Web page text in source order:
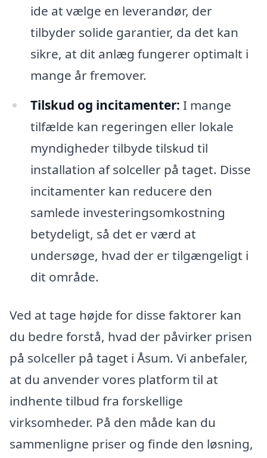
ide at vælge en leverandør, der
tilbyder solide garantier, da det kan
sikre, at dit anlæg fungerer optimalt i
mange år fremover.
Tilskud og incitamenter: I mange
tilfælde kan regeringen eller lokale
myndigheder tilbyde tilskud til
installation af solceller på taget. Disse
incitamenter kan reducere den
samlede investeringsomkostning
betydeligt, så det er værd at
undersøge, hvad der er tilgængeligt i
dit område.
Ved at tage højde for disse faktorer kan
du bedre forstå, hvad der påvirker prisen
på solceller på taget i Åsum. Vi anbefaler,
at du anvender vores platform til at
indhente tilbud fra forskellige
virksomheder. På den måde kan du
sammenligne priser og finde den løsning,